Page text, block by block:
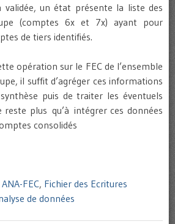
validée, un état présente la liste des
(comptes 6x et 7x) ayant pour
de tiers identifiés.
opération sur le FEC de l’ensemble
il suffit d’agréger ces informations
puis de traiter les éventuels
reste plus qu’à intégrer ces données
consolidés
ANA-FEC, Fichier des Ecritures
de données